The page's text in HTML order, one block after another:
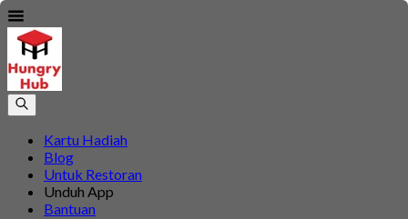
Kartu Hadiah
Blog
Untuk Restoran
Unduh App
Bantuan